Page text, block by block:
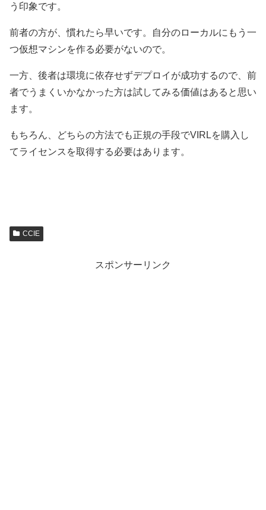
う印象です。
前者の方が、慣れたら早いです。自分のローカルにもう一
つ仮想マシンを作る必要がないので。
一方、後者は環境に依存せずデプロイが成功するので、前
者でうまくいかなかった方は試してみる価値はあると思い
ます。
もちろん、どちらの方法でも正規の手段でVIRLを購入し
てライセンスを取得する必要はあります。
CCIE
スポンサーリンク